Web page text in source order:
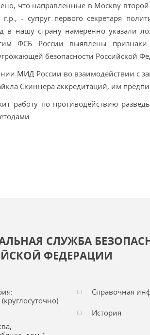
что направленные в Москву
- супруг первого секретаря
в нашу страну намеренно указали
ФСБ России выявлены признаки
безопасности Российской
МИД России во взаимодействии с
Скиннера аккредитаций, им
работу по противодействию
СЛУЖБА
ФЕДЕРАЦИИ
Справочная
История